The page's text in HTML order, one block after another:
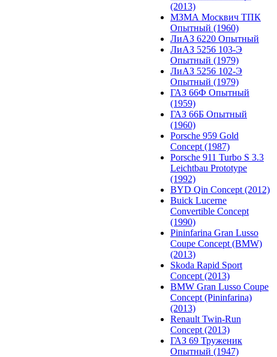
(2013)
МЗМА Москвич ТПК
Опытный (1960)
ЛиАЗ 6220 Опытный
ЛиАЗ 5256 103-Э
Опытный (1979)
ЛиАЗ 5256 102-Э
Опытный (1979)
ГАЗ 66Ф Опытный
(1959)
ГАЗ 66Б Опытный
(1960)
Porsche 959 Gold
Concept (1987)
Porsche 911 Turbo S 3.3
Leichtbau Prototype
(1992)
BYD Qin Concept (2012)
Buick Lucerne
Convertible Concept
(1990)
Pininfarina Gran Lusso
Coupe Concept (BMW)
(2013)
Skoda Rapid Sport
Concept (2013)
BMW Gran Lusso Coupe
Concept (Pininfarina)
(2013)
Renault Twin-Run
Concept (2013)
ГАЗ 69 Труженик
Опытный (1947)